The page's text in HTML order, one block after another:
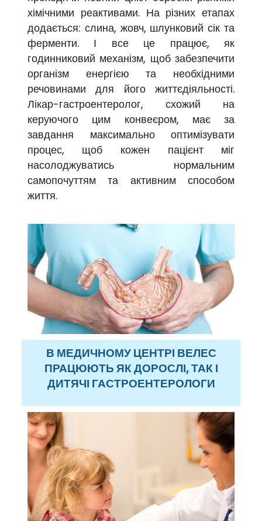
хімічними реактивами. На різних етапах
додається: слина, жовч, шлунковий сік та
ферменти. І все це працює, як
годинниковий механізм, щоб забезпечити
організм енергією та необхідними
речовинами для його життєдіяльності.
Лікар-гастроентеролог, схожий на
керуючого цим конвеєром, має за
завдання максимально оптимізувати
процес, щоб кожен пацієнт міг
насолоджуватись нормальним
самопочуттям та активним способом
життя.
В МЕДИЧНОМУ ЦЕНТРІ ВЕЛЕС
ПРАЦЮЮТЬ ЯК ДОРОСЛІ, ТАК І
ДИТЯЧІ ГАСТРОЕНТЕРОЛОГИ